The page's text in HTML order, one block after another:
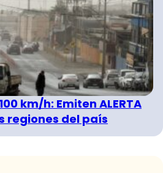
km/h: Emiten ALERTA
regiones del país